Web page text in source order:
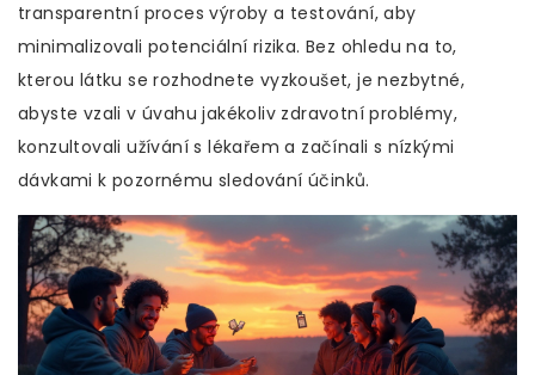
transparentní proces výroby a testování, aby
minimalizovali potenciální rizika. Bez ohledu na to,
kterou látku se rozhodnete vyzkoušet, je nezbytné,
abyste vzali v úvahu jakékoliv zdravotní problémy,
konzultovali užívání s lékařem a začínali s nízkými
dávkami k pozornému sledování účinků.